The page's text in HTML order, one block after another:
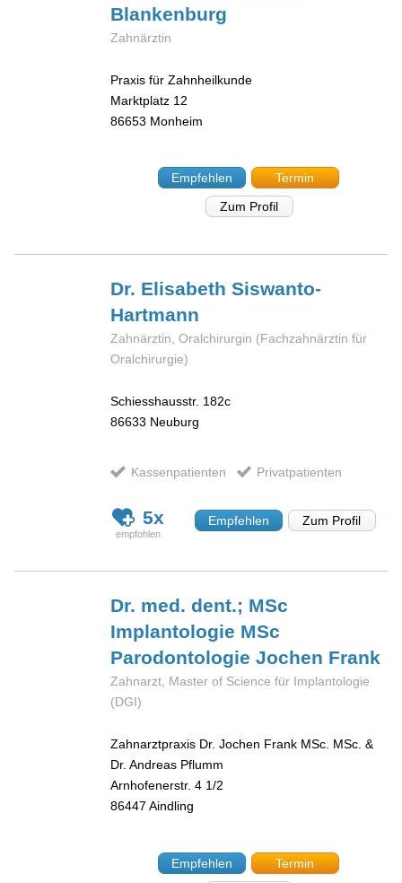
Blankenburg
Zahnärztin
Praxis für Zahnheilkunde
Marktplatz 12
86653 Monheim
Empfehlen
Termin
Zum Profil
Dr. ElisabethSiswanto-
Hartmann
Zahnärztin, Oralchirurgin (Fachzahnärztin für
Oralchirurgie)
Schiesshausstr. 182c
86633 Neuburg
Kassenpatienten Privatpatienten
5x Empfehlen Zum Profil
Dr. med. dent.; MSc
Implantologie MSc
Parodontologie Jochen Frank
Zahnarzt, Master of Science für Implantologie
(DGI)
Zahnarztpraxis Dr. Jochen Frank MSc. MSc. &
Dr. Andreas Pflumm
Arnhofenerstr. 4 1/2
86447 Aindling
Empfehlen
Termin